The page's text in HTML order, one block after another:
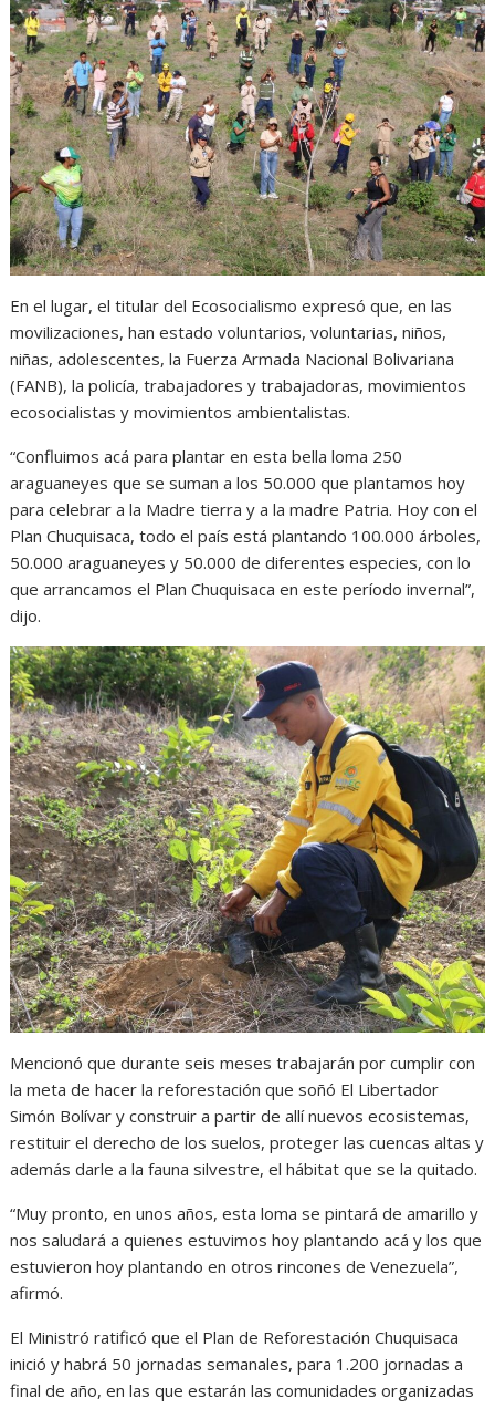
En el lugar, el titular del Ecosocialismo expresó que, en las
movilizaciones, han estado voluntarios, voluntarias, niños,
niñas, adolescentes, la Fuerza Armada Nacional Bolivariana
(FANB), la policía, trabajadores y trabajadoras, movimientos
ecosocialistas y movimientos ambientalistas.
“Confluimos acá para plantar en esta bella loma 250
araguaneyes que se suman a los 50.000 que plantamos hoy
para celebrar a la Madre tierra y a la madre Patria. Hoy con el
Plan Chuquisaca, todo el país está plantando 100.000 árboles,
50.000 araguaneyes y 50.000 de diferentes especies, con lo
que arrancamos el Plan Chuquisaca en este período invernal”,
dijo.
Mencionó que durante seis meses trabajarán por cumplir con
la meta de hacer la reforestación que soñó El Libertador
Simón Bolívar y construir a partir de allí nuevos ecosistemas,
restituir el derecho de los suelos, proteger las cuencas altas y
además darle a la fauna silvestre, el hábitat que se la quitado.
“Muy pronto, en unos años, esta loma se pintará de amarillo y
nos saludará a quienes estuvimos hoy plantando acá y los que
estuvieron hoy plantando en otros rincones de Venezuela”,
afirmó.
El Ministró ratificó que el Plan de Reforestación Chuquisaca
inició y habrá 50 jornadas semanales, para 1.200 jornadas a
final de año, en las que estarán las comunidades organizadas